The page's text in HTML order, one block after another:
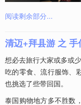
阅读剩余部分...
清迈+拜县游 之 手
想必去旅行大家或多或
吃的零食、流行服饰、
也挑选了些带回国。
泰国购物地方多不胜数